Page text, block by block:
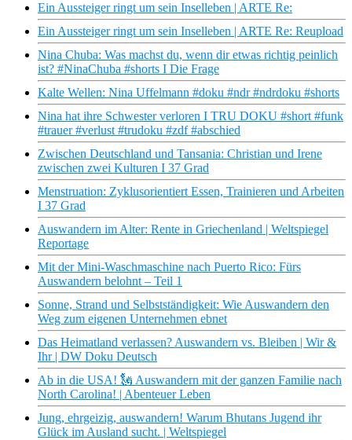
Ein Aussteiger ringt um sein Inselleben | ARTE Re:
Ein Aussteiger ringt um sein Inselleben | ARTE Re: Reupload
Nina Chuba: Was machst du, wenn dir etwas richtig peinlich
ist? #NinaChuba #shorts I Die Frage
Kalte Wellen: Nina Uffelmann #doku #ndr #ndrdoku #shorts
Nina hat ihre Schwester verloren I TRU DOKU #short #funk
#trauer #verlust #trudoku #zdf #abschied
Zwischen Deutschland und Tansania: Christian und Irene
zwischen zwei Kulturen I 37 Grad
Menstruation: Zyklusorientiert Essen, Trainieren und Arbeiten
I 37 Grad
Auswandern im Alter: Rente in Griechenland | Weltspiegel
Reportage
Mit der Mini-Waschmaschine nach Puerto Rico: Fürs
Auswandern belohnt – Teil 1
Sonne, Strand und Selbstständigkeit: Wie Auswandern den
Weg zum eigenen Unternehmen ebnet
Das Heimatland verlassen? Auswandern vs. Bleiben | Wir &
Ihr | DW Doku Deutsch
Ab in die USA! 🗽 Auswandern mit der ganzen Familie nach
North Carolina! | Abenteuer Leben
Jung, ehrgeizig, auswandern! Warum Bhutans Jugend ihr
Glück im Ausland sucht. | Weltspiegel